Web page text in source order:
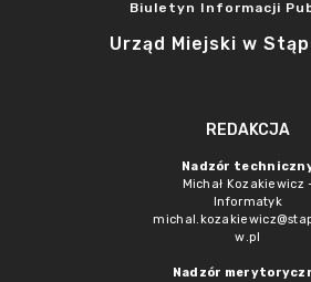
Biuletyn Informacji
Urząd Miejski w
REDAKCJA
Nadzór
Michał Kozakiewicz
Informatyk
w.pl
Nadzór